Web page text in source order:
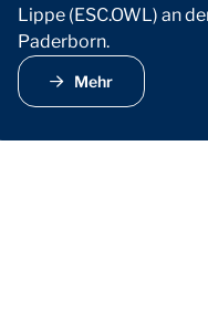
„Call
Lippe (ESC.OWL) an
Paderborn.
Mehr